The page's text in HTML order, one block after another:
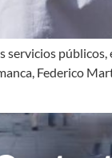
Federico